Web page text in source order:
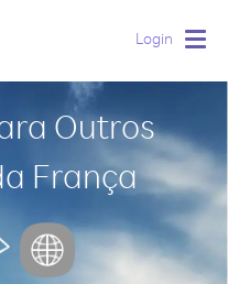
Login
Outros
França